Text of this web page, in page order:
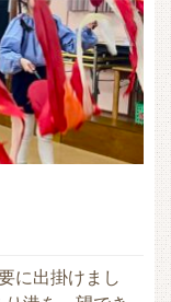
に出掛けまし